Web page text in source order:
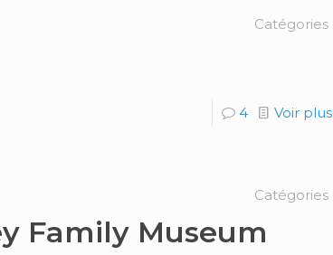
Catégories
4 Voir plus
Catégories
Family Museum